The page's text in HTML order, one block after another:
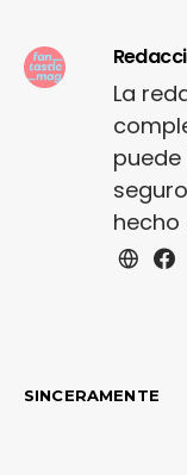
La
hecho
SINCERAMENTE